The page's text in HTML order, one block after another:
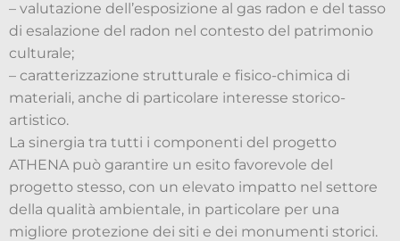
– valutazione dell’esposizione al gas radon e del tasso
di esalazione del radon nel contesto del patrimonio
culturale;
– caratterizzazione strutturale e fisico-chimica di
materiali, anche di particolare interesse storico-
artistico.
La sinergia tra tutti i componenti del progetto
ATHENA può garantire un esito favorevole del
progetto stesso, con un elevato impatto nel settore
della qualità ambientale, in particolare per una
migliore protezione dei siti e dei monumenti storici.